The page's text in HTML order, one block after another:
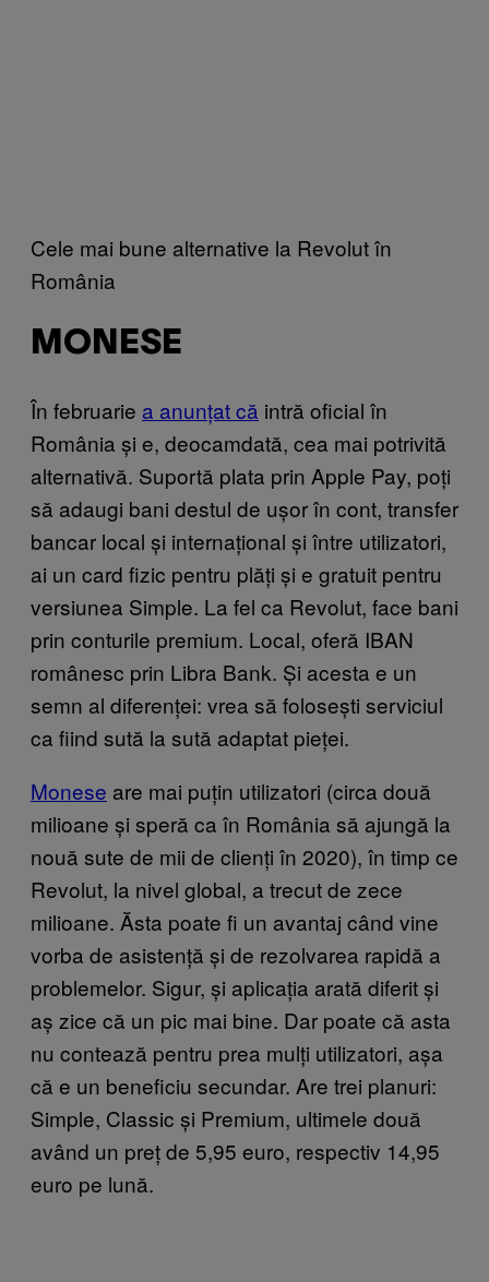
Cele mai bune alternative la Revolut în
România
MONESE
În februarie a anunțat că intră oficial în
România și e, deocamdată, cea mai potrivită
alternativă. Suportă plata prin Apple Pay, poți
să adaugi bani destul de ușor în cont, transfer
bancar local și internațional și între utilizatori,
ai un card fizic pentru plăți și e gratuit pentru
versiunea Simple. La fel ca Revolut, face bani
prin conturile premium. Local, oferă IBAN
românesc prin Libra Bank. Și acesta e un
semn al diferenței: vrea să folosești serviciul
ca fiind sută la sută adaptat pieței.
Monese are mai puțin utilizatori (circa două
milioane și speră ca în România să ajungă la
nouă sute de mii de clienți în 2020), în timp ce
Revolut, la nivel global, a trecut de zece
milioane. Ăsta poate fi un avantaj când vine
vorba de asistență și de rezolvarea rapidă a
problemelor. Sigur, și aplicația arată diferit și
aș zice că un pic mai bine. Dar poate că asta
nu contează pentru prea mulți utilizatori, așa
că e un beneficiu secundar. Are trei planuri:
Simple, Classic și Premium, ultimele două
având un preț de 5,95 euro, respectiv 14,95
euro pe lună.